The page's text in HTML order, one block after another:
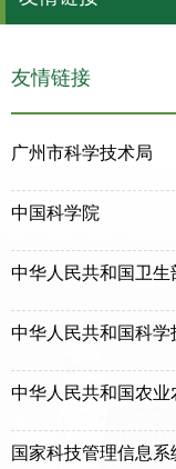
友情链接
广州市科学技术局
中国科学院
中华人民共和国卫生
中华人民共和国科学
中华人民共和国农业
国家科技管理信息系